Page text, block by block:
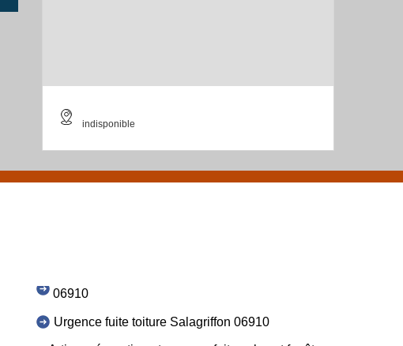
indisponible
06910
Urgence fuite toiture Salagriffon 06910